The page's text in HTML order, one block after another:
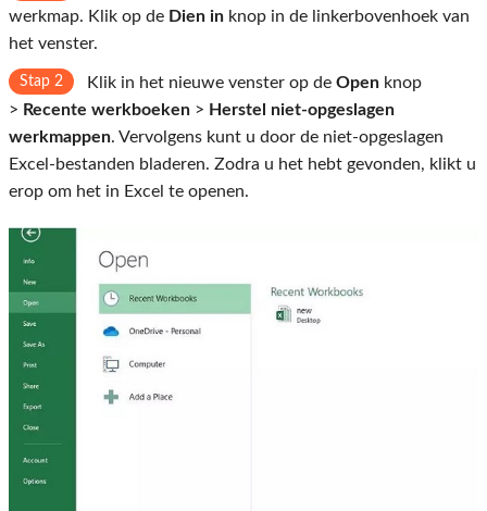
werkmap. Klik op de Dien in knop in de linkerbovenhoek van
het venster.
Stap 2 Klik in het nieuwe venster op de Open knop
> Recente werkboeken > Herstel niet-opgeslagen
werkmappen. Vervolgens kunt u door de niet-opgeslagen
Excel-bestanden bladeren. Zodra u het hebt gevonden, klikt u
erop om het in Excel te openen.